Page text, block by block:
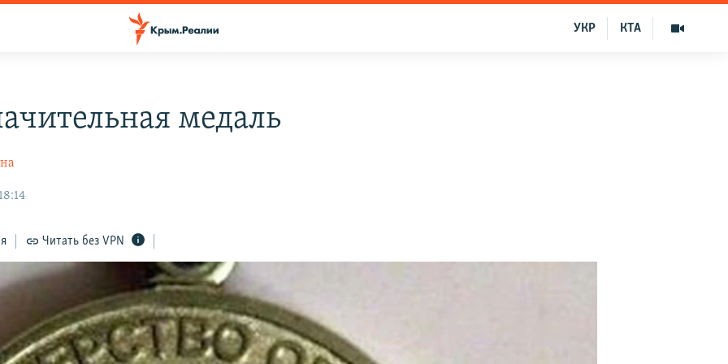
КТА
УКР
медаль
Читать без VPN